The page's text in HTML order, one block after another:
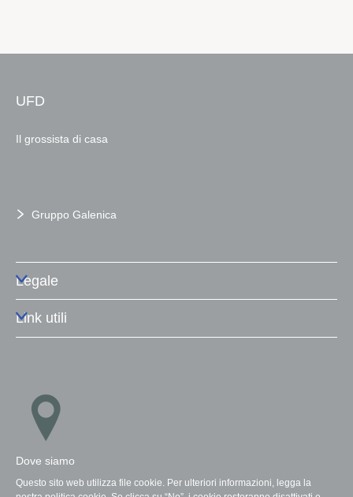
Questo sito web utilizza file cookie. Per ulteriori informazioni, legga la
UFD
Il grossista di casa
Gruppo Galenica
Legale
Link utili
Dove siamo